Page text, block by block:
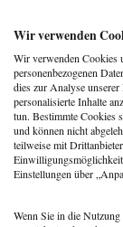
Wir verwenden
Wir verwenden Cookies
personenbezogenen
dies zur Analyse unserer
personalisierte Inhalte
tun. Bestimmte Cookies
und können nicht
teilweise mit
Einstellungen über
Wenn Sie in die